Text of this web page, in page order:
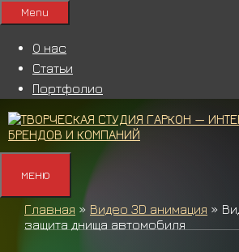
Перейти
к
Menu
О нас
Статьи
Портфолио
МЕНЮ
Главная » Видео 3D анимация »
защита днища автомобиля